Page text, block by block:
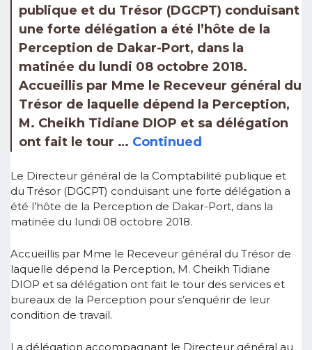
publique et du Trésor (DGCPT) conduisant
une forte délégation a été l’hôte de la
Perception de Dakar-Port, dans la
matinée du lundi 08 octobre 2018.
Accueillis par Mme le Receveur général du
Trésor de laquelle dépend la Perception,
M. Cheikh Tidiane DIOP et sa délégation
ont fait le tour … Continued
Le Directeur général de la Comptabilité publique et
du Trésor (DGCPT) conduisant une forte délégation a
été l’hôte de la Perception de Dakar-Port, dans la
matinée du lundi 08 octobre 2018.
Accueillis par Mme le Receveur général du Trésor de
laquelle dépend la Perception, M. Cheikh Tidiane
DIOP et sa délégation ont fait le tour des services et
bureaux de la Perception pour s’enquérir de leur
condition de travail.
La délégation accompagnant le Directeur général au